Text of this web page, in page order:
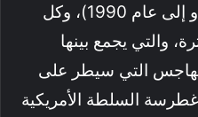
نهاية الحرب العالمية الثانية و إلى عام 1990)، وكل
والتي يجمع بينها
التي سيطر على
السلطة الأمريكية